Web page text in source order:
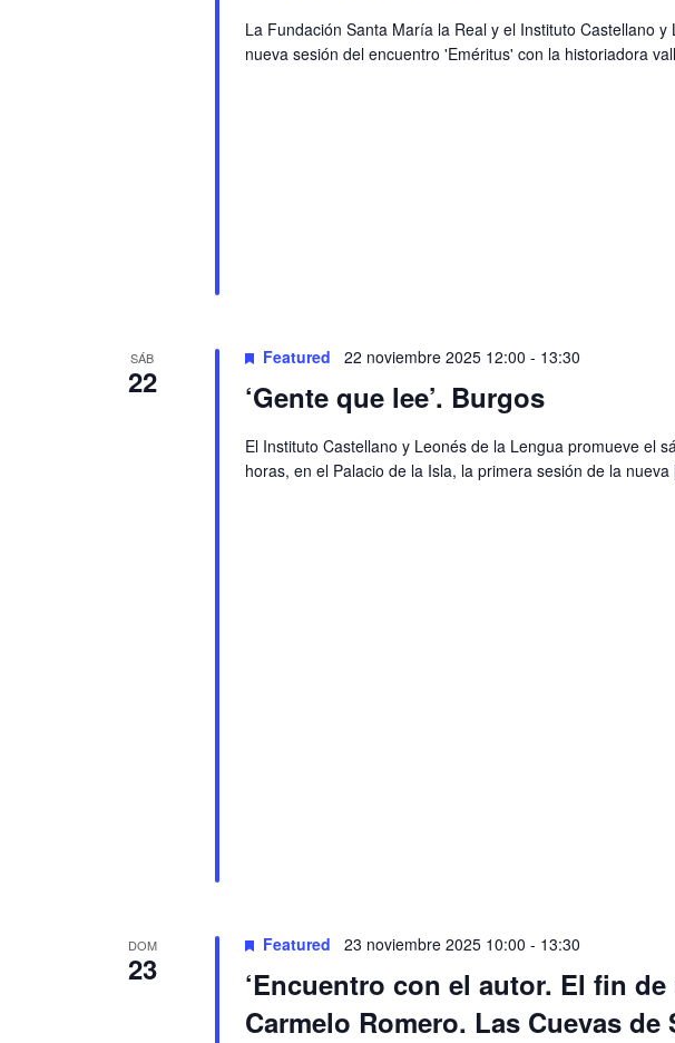
La Fundación Santa María la Real y el Instituto Castellano
nueva sesión del encuentro 'Eméritus' con la historiadora
SÁB
22
Featured 22 noviembre 2025 12:00 - 13:30
‘Gente que lee’. Burgos
El Instituto Castellano y Leonés de la Lengua promueve el
horas, en el Palacio de la Isla, la primera sesión de la
DOM
23
Featured 23 noviembre 2025 10:00 - 13:30
‘Encuentro con el autor. El fin de
Carmelo Romero. Las Cuevas de